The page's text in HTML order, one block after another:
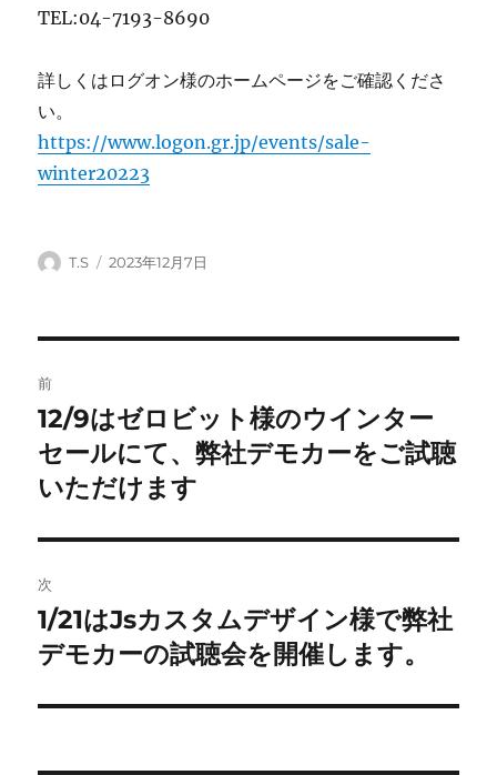
TEL:04-7193-8690
詳しくはログオン様のホームページをご確認くださ
い。
https://www.logon.gr.jp/events/sale-
winter20223
投
T.S
投
2023年12月7日
稿
ナ
ビ
ゲ
ー
シ
前
前
の
投
12/9はゼロビット様のウインター
セールにて、弊社デモカーをご試聴
いただけます
次
次
の
稿:
1/21はJsカスタムデザイン様で弊社
デモカーの試聴会を開催します。